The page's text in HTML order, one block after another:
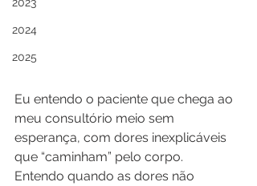
2024
2025
Eu entendo o paciente que chega ao
meu consultório meio sem
esperança, com dores inexplicáveis
que “caminham” pelo corpo.
Entendo quando as dores não